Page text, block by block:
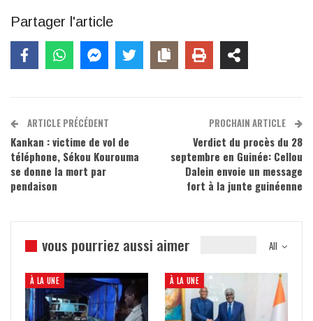
Partager l'article
ARTICLE PRÉCÉDENT
Kankan : victime de vol de
téléphone, Sékou Kourouma
se donne la mort par
pendaison
PROCHAIN ARTICLE
Verdict du procès du 28
septembre en Guinée: Cellou
Dalein envoie un message
fort à la junte guinéenne
All
vous pourriez aussi aimer
À LA UNE À LA UNE